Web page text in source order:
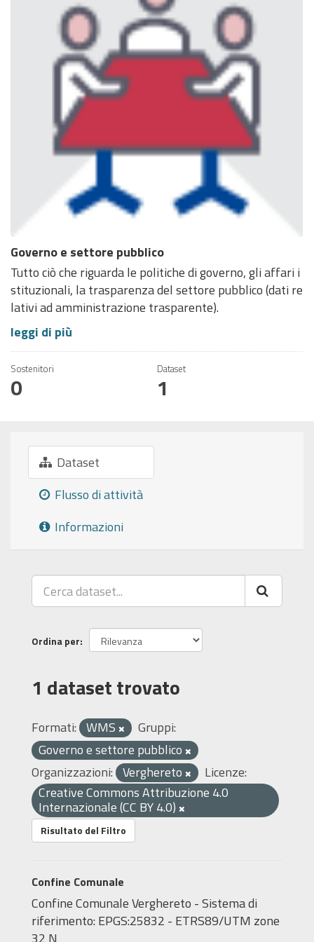
Governo e settore pubblico
Tutto ciò che riguarda le politiche di governo, gli affari i
stituzionali, la trasparenza del settore pubblico (dati re
lativi ad amministrazione trasparente).
leggi di più
Sostenitori
0
Dataset
1
Dataset
Flusso di attività
Informazioni
Ordina per
1 dataset trovato
Formati: WMS
Gruppi:
Governo e settore pubblico
Organizzazioni: Verghereto
Licenze:
Creative Commons Attribuzione 4.0
Internazionale (CC BY 4.0)
Risultato del Filtro
Confine Comunale
Confine Comunale Verghereto - Sistema di
riferimento: EPGS:25832 - ETRS89/UTM zone
32 N